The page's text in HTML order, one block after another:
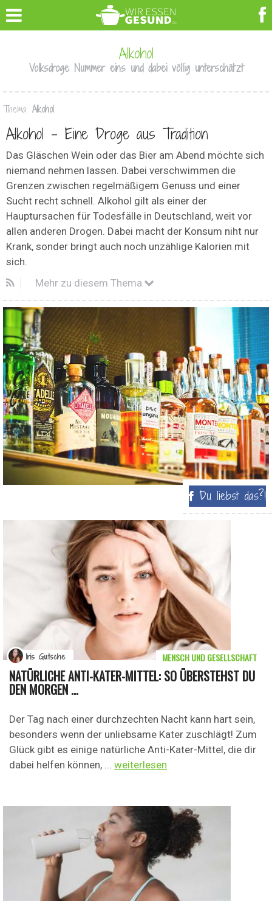
Alkohol
Volksdroge Nummer eins und dabei völlig unterschätzt
Thema: Alkohol
Alkohol – Eine Droge aus Tradition
Das Gläschen Wein oder das Bier am Abend möchte sich
niemand nehmen lassen. Dabei verschwimmen die
Grenzen zwischen regelmäßigem Genuss und einer
Sucht recht schnell. Alkohol gilt als einer der
Hauptursachen für Todesfälle in Deutschland, weit vor
allen anderen Drogen. Dabei macht der Konsum niht nur
Krank, sonder bringt auch noch unzählige Kalorien mit
sich.
Mehr zu diesem Thema
Du liebst das?!
NATÜRLICHE ANTI-KATER-MITTEL: SO ÜBERSTEHST DU
DEN MORGEN ...
Der Tag nach einer durchzechten Nacht kann hart sein,
besonders wenn der unliebsame Kater zuschlägt! Zum
Glück gibt es einige natürliche Anti-Kater-Mittel, die dir
dabei helfen können, ... weiterlesen
MENSCH UND GESELLSCHAFT
Iris Gutsche